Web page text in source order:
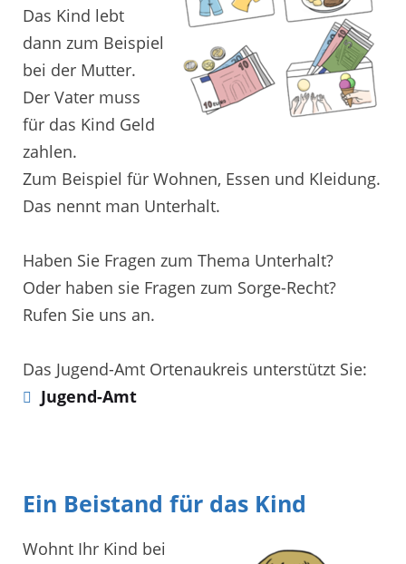
Das Kind lebt
dann zum Beispiel
bei der Mutter.
Der Vater muss
für das Kind Geld
zahlen.
Zum Beispiel für Wohnen, Essen und Kleidung.
Das nennt man Unterhalt.
Haben Sie Fragen zum Thema Unterhalt?
Oder haben sie Fragen zum Sorge-Recht?
Rufen Sie uns an.
Das Jugend-Amt Ortenaukreis unterstützt Sie:
Jugend-Amt
Ein Beistand für das Kind
Wohnt Ihr Kind bei